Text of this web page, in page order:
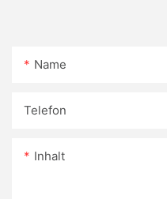
Name
Telefon
Inhalt